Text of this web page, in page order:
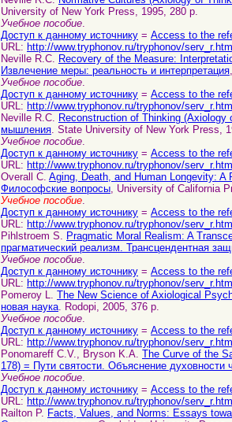
University of New York Press, 1995, 280 p.
Учебное пособие
Доступ к данному источнику = Access to the
URL: http://www.tryphonov.ru/tryphonov/
Neville R.C. Recovery of the Measure:
Извлечение меры: реальность и интерпретация
Учебное пособие
Доступ к данному источнику = Access to the
URL: http://www.tryphonov.ru/tryphonov/
Neville R.C. Reconstruction of Thinking
мышления . State University of New York Press,
Учебное пособие
Доступ к данному источнику = Access to the
URL: http://www.tryphonov.ru/tryphonov/
Overall C. Aging, Death, and Human Longevity: A
Философские вопросы , University of California
Учебное пособие
Доступ к данному источнику = Access to the
URL: http://www.tryphonov.ru/tryphonov/
Pihlstroem S. Pragmatic Moral Realism: A
прагматический реализм. Трансцендентная
Учебное пособие
Доступ к данному источнику = Access to the
URL: http://www.tryphonov.ru/tryphonov/
Pomeroy L. The New Science of Axiological
новая наука . Rodopi, 2005, 376 p.
Учебное пособие
Доступ к данному источнику = Access to the
URL: http://www.tryphonov.ru/tryphonov/
Ponomareff C.V., Bryson K.A. The Curve of the
178) = Пути святости. Объяснение духовности
Учебное пособие
Доступ к данному источнику = Access to the
URL: http://www.tryphonov.ru/tryphonov/
Railton P. Facts, Values, and Norms: Essays